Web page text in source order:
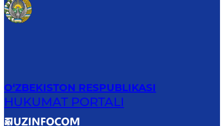
O‘ZBEKISTON RESPUBLIKASI
HUKUMAT PORTALI